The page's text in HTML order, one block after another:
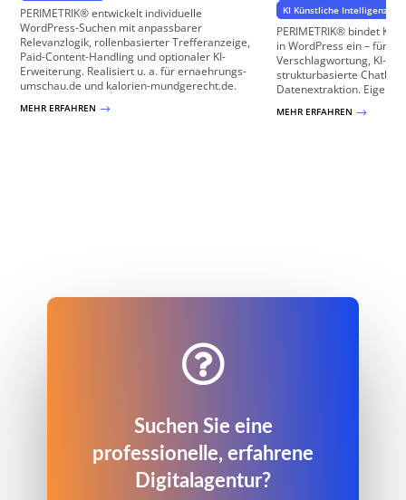
PERIMETRIK® entwickelt individuelle
WordPress-Suchen mit anpassbarer
Relevanzlogik, rollenbasierter Trefferanzeige,
Paid-Content-Handling und optionaler KI-
Erweiterung. Realisiert u. a. für ernaehrungs-
umschau.de und kalorien-mundgerecht.de.
MEHR ERFAHREN $
KI Künstliche Intelligenz
PERIMETRIK® bindet KI-
in WordPress ein – für
Verschlagwortung, KI-
strukturbasierte
Datenextraktion. Eigenes
MEHR ERFAHREN $

Suchen Sie eine
professionelle, erfahrene
Digitalagentur?